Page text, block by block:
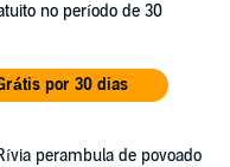
no período de 30
por 30 dias
perambula de povoado